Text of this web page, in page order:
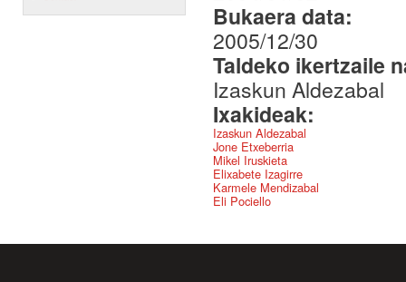
Bukaera data:
2005/12/30
Taldeko ikertzaile
Izaskun Aldezabal
Ixakideak:
Izaskun Aldezabal
Jone Etxeberria
Mikel Iruskieta
Elixabete Izagirre
Karmele Mendizabal
Eli Pociello